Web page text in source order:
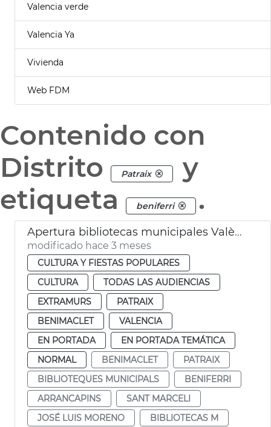
Valencia verde
Valencia Ya
Vivienda
Web FDM
Contenido con
Distrito
Patraix
y
etiqueta
beniferri .
Apertura bibliotecas municipales València 24 horas por exámenes
modificado hace 3 meses
CULTURA Y FIESTAS POPULARES
CULTURA
TODAS LAS AUDIENCIAS
EXTRAMURS
PATRAIX
BENIMACLET
VALENCIA
EN PORTADA
EN PORTADA TEMÁTICA
NORMAL
BENIMACLET
PATRAIX
BIBLIOTEQUES MUNICIPALS
BENIFERRI
ARRANCAPINS
SANT MARCELI
JOSÉ LUIS MORENO
BIBLIOTECAS M